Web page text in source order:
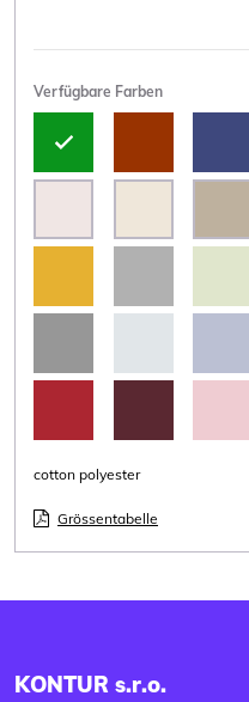
Verfügbare Farben
cotton polyester
Grössentabelle
KONTUR s.r.o.